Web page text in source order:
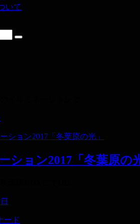
いて
ション2017「冬葉原の